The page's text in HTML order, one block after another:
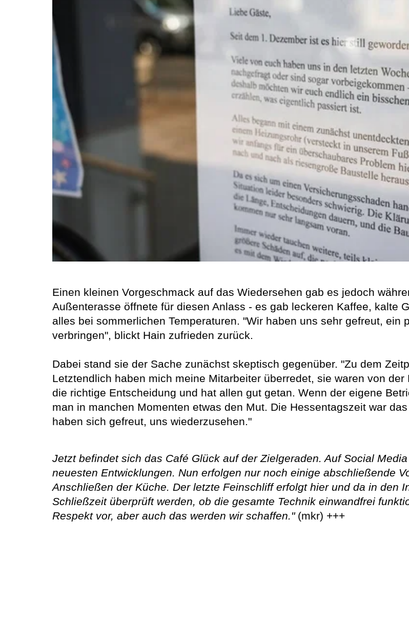
Einen kleinen Vorgeschmack auf das Wiedersehen gab es jedoch
Außenterasse öffnete für diesen Anlass - es gab leckeren Kaffee, kalte
alles bei sommerlichen Temperaturen. "Wir haben uns sehr gefreut, ein
verbringen", blickt Hain zufrieden zurück.
Dabei stand sie der Sache zunächst skeptisch gegenüber. "Zu dem
Letztendlich haben mich meine Mitarbeiter überredet, sie waren von
die richtige Entscheidung und hat allen gut getan. Wenn der eigene
man in manchen Momenten etwas den Mut. Die Hessentagszeit war
haben sich gefreut, uns wiederzusehen."
Jetzt befindet sich das Café Glück auf der Zielgeraden. Auf Social
neuesten Entwicklungen. Nun erfolgen nur noch einige abschließende
Anschließen der Küche. Der letzte Feinschliff erfolgt hier und da in den
Schließzeit überprüft werden, ob die gesamte Technik einwandfrei
Respekt vor, aber auch das werden wir schaffen."(mkr) +++